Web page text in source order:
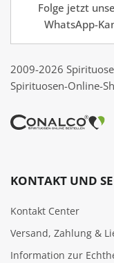
Folge jetzt
WhatsApp-
2009-2026
Spirituosen-Online-
KONTAKT UND
Kontakt Center
Versand, Zahlung &
Information zur